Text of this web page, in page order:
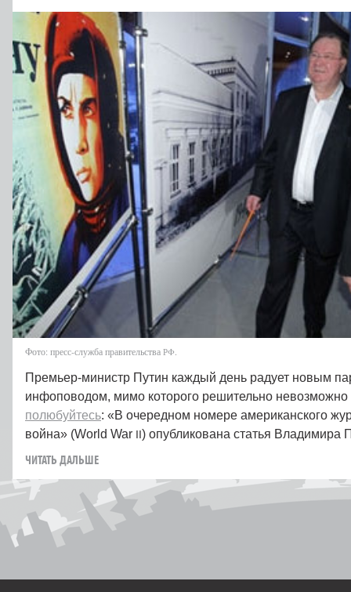
Фото: пресс-служба правительства РФ
Премьер-министр Путин каждый день радует новым
инфоповодом, мимо которого решительно невозможно
полюбуйтесь: «В очередном номере американского
война» (World War II) опубликована статья Владимира
ЧИТАТЬ ДАЛЬШЕ